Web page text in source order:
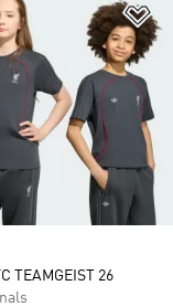
การสินค้าโปรด
TEAMGEIST 26